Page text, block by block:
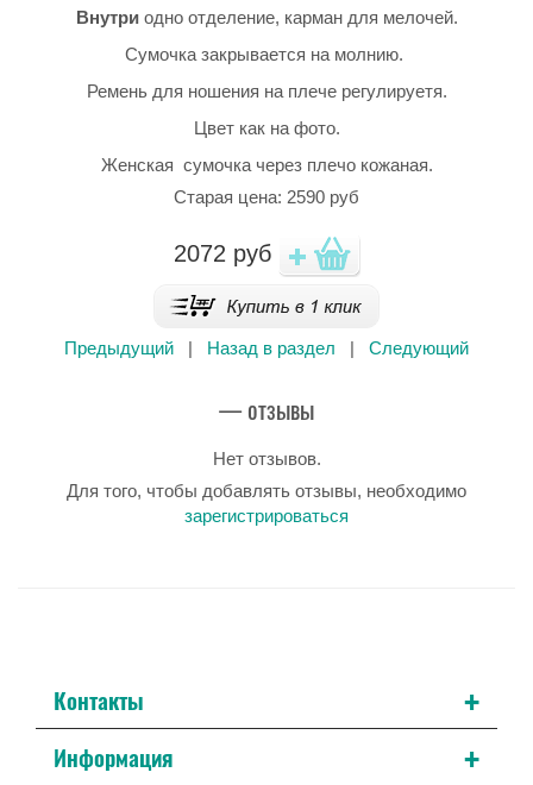
Внутриодно отделение, карман для мелочей.
Сумочка закрывается на молнию.
Ремень для ношения на плече регулируетя.
Цвет как на фото.
Женская сумочка через плечо кожаная.
Старая цена: 2590 руб
2072 руб
Предыдущий | Назад в раздел | Следующий
— отзывы
Нет отзывов.
Для того, чтобы добавлять отзывы, необходимо
зарегистрироваться
Контакты +
Информация +